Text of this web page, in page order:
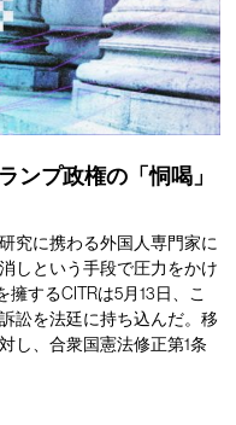
ランプ政権の「恫喝」
究に携わる外国人専門家に
しという手段で圧力をかけ
するCITRは5月13日、こ
訟を法廷に持ち込んだ。移
し、合衆国憲法修正第1条